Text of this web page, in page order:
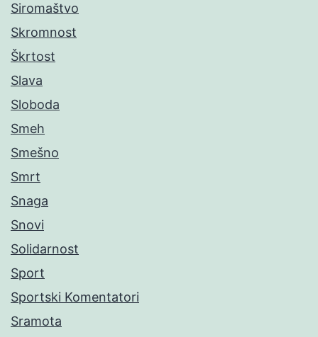
Siromaštvo
Skromnost
Škrtost
Slava
Sloboda
Smeh
Smešno
Smrt
Snaga
Snovi
Solidarnost
Sport
Sportski Komentatori
Sramota